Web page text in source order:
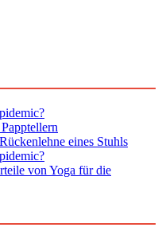
eines Stuhls
von Yoga für die